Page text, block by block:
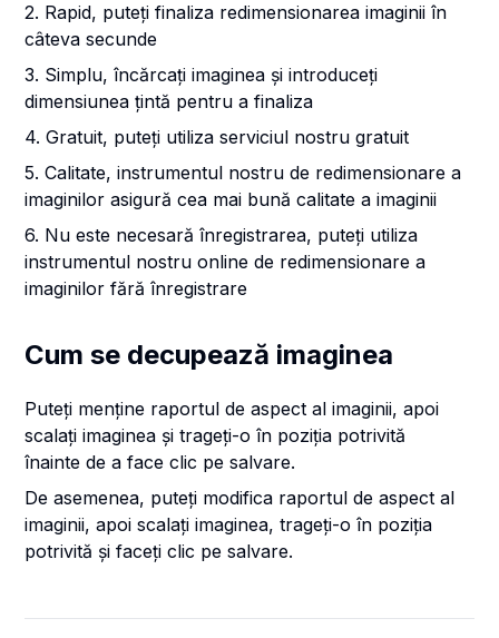
2. Rapid, puteți finaliza redimensionarea imaginii în
câteva secunde
3. Simplu, încărcați imaginea și introduceți
dimensiunea țintă pentru a finaliza
4. Gratuit, puteți utiliza serviciul nostru gratuit
5. Calitate, instrumentul nostru de redimensionare a
imaginilor asigură cea mai bună calitate a imaginii
6. Nu este necesară înregistrarea, puteți utiliza
instrumentul nostru online de redimensionare a
imaginilor fără înregistrare
Cum se decupează imaginea
Puteți menține raportul de aspect al imaginii, apoi
scalați imaginea și trageți-o în poziția potrivită
înainte de a face clic pe salvare.
De asemenea, puteți modifica raportul de aspect al
imaginii, apoi scalați imaginea, trageți-o în poziția
potrivită și faceți clic pe salvare.